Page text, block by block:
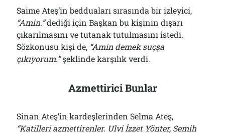
Saime Ateş’in bedduaları sırasında bir izleyici,
“Amin.”dediği için Başkan bu kişinin dışarı
çıkarılmasını ve tutanak tutulmasını istedi.
Sözkonusu kişi de, “Amin demek suçşa
çıkıyorum.”şeklinde karşılık verdi.
Azmettirici Bunlar
Sinan Ateş’in kardeşlerinden Selma Ateş,
“Katilleri azmettirenler. Ulvi İzzet Yönter, Semih